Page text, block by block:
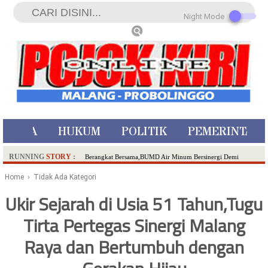
HUKUM POLITIK
RUNNING STORY : Berangkat Bersama,BUMD Air Minum Bersinergi Demi
Ditangkap di Kediri,Satu Buron
SDN Sumberejo 02 Kota Batu Kembangkan Program Inovasi
Literasi Melalui LASKAR JODA, Usung Filosofi Gelar Sehelai
Tikar
Ambulance Dari Berbagai Daerah Padati Kota Wisata Batu
Home › Tidak Ada Kategori
Ukir Sejarah di Usia 51 Tahun,Tugu
Tirta Pertegas Sinergi Malang
Raya dan Bertumbuh dengan
Night Mode